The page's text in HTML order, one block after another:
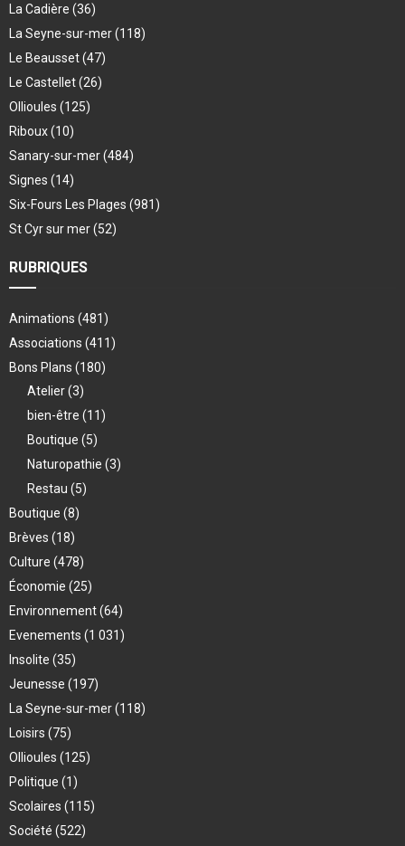
La Cadière (36)
La Seyne-sur-mer(118)
Le Beausset(47)
Le Castellet(26)
Ollioules (125)
Riboux(10)
Sanary-sur-mer(484)
Signes (14)
Six-Fours Les Plages (981)
St Cyr sur mer(52)
RUBRIQUES
Animations (481)
Associations (411)
Bons Plans (180)
Atelier(3)
bien-être (11)
Boutique (5)
Naturopathie (3)
Restau (5)
Boutique (8)
Brèves (18)
Culture (478)
Économie (25)
Environnement(64)
Evenements (1 031)
Insolite (35)
Jeunesse (197)
La Seyne-sur-mer(118)
Loisirs (75)
Ollioules (125)
Politique (1)
Scolaires (115)
Société (522)